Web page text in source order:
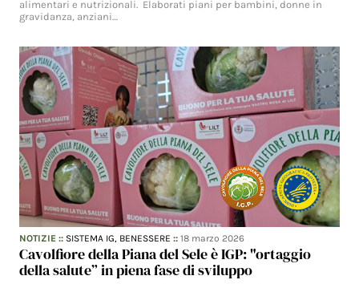
alimentari e nutrizionali. Elaborati piani per bambini, donne in
gravidanza, anziani…
NOTIZIE :: SISTEMA IG, BENESSERE ::18 marzo 2026
Cavolfiore della Piana del Sele è IGP: "ortaggio
della salute” in piena fase di sviluppo